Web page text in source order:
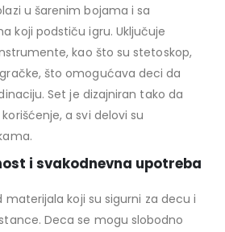
u šarenim bojama i sa
koji podstiču igru. Uključuje
kao što su stetoskop,
što omogućava deci da
Set je dizajniran tako da
a svi delovi su
i svakodnevna upotreba
materijala koji su sigurni za decu i
Deca se mogu slobodno